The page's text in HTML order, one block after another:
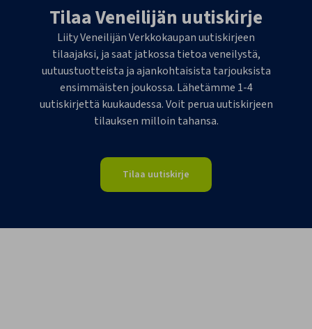
Tilaa Veneilijän uutiskirje
Liity Veneilijän Verkkokaupan uutiskirjeen
tilaajaksi, ja saat jatkossa tietoa veneilystä,
uutuustuotteista ja ajankohtaisista tarjouksista
ensimmäisten joukossa. Lähetämme 1-4
uutiskirjettä kuukaudessa. Voit perua uutiskirjeen
tilauksen milloin tahansa.
Tilaa uutiskirje